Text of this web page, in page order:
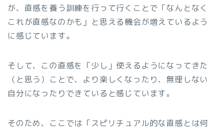
が、直感を養う訓練を行って行くことで「なんとなく
これが直感なのかも」と思える機会が増えているよう
に感じています。
そして、この直感を「少し」使えるようになってきた
（と思う）ことで、より楽しくなったり、無理しない
自分になったりできていると感じています。
そのため、ここでは「スピリチュアル的な直感とは何